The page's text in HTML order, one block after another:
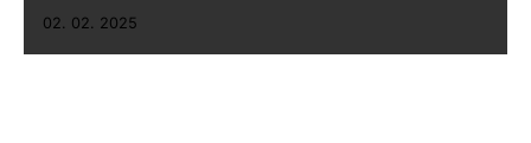
02. 02. 2025